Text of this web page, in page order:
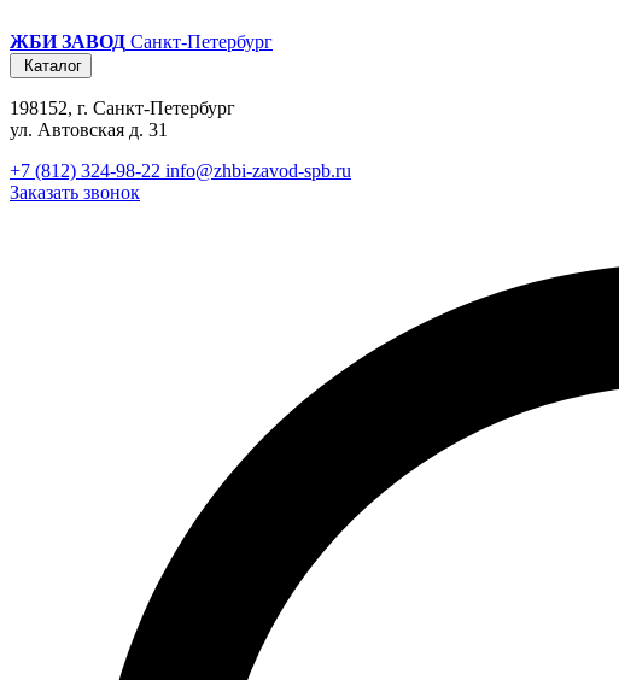
ЖБИ ЗАВОД Санкт-Петербург
Каталог
198152, г. Санкт-Петербург
ул. Автовская д. 31
+7 (812) 324-98-22 info@zhbi-zavod-spb.ru
Заказать звонок